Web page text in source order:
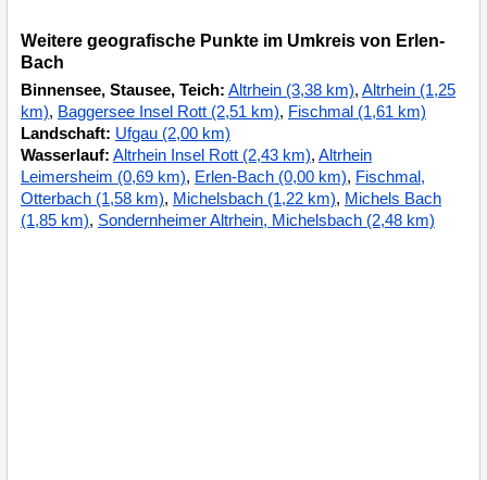
Weitere geografische Punkte im Umkreis von Erlen-
Bach
Binnensee, Stausee, Teich: Altrhein (3,38 km), Altrhein (1,25
km), Baggersee Insel Rott (2,51 km), Fischmal (1,61 km)
Landschaft: Ufgau (2,00 km)
Wasserlauf: Altrhein Insel Rott (2,43 km), Altrhein
Leimersheim (0,69 km), Erlen-Bach (0,00 km), Fischmal,
Otterbach (1,58 km), Michelsbach (1,22 km), Michels Bach
(1,85 km), Sondernheimer Altrhein, Michelsbach (2,48 km)